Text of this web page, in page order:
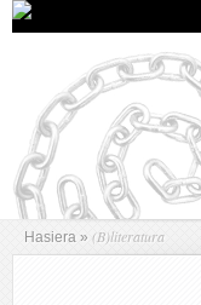
Hasiera » (B)literatura